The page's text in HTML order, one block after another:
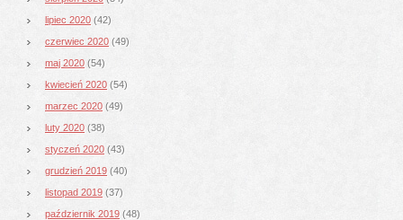
lipiec 2020 (42)
czerwiec 2020 (49)
maj 2020 (54)
kwiecień 2020 (54)
marzec 2020 (49)
luty 2020 (38)
styczeń 2020 (43)
grudzień 2019 (40)
listopad 2019 (37)
październik 2019 (48)